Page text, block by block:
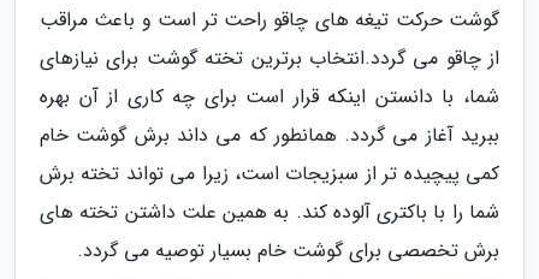
گوشت حرکت تیغه های چاقو راحت تر است و باعث مراقب
از چاقو می گردد.انتخاب برترین تخته گوشت برای نیازهای
شما، با دانستن اینکه قرار است برای چه کاری از آن بهره
ببرید آغاز می گردد. همانطور که می داند برش گوشت خام
کمی پیچیده تر از سبزیجات است، زیرا می تواند تخته برش
شما را با باکتری آلوده کند. به همین علت داشتن تخته های
برش تخصصی برای گوشت خام بسیار توصیه می گردد.